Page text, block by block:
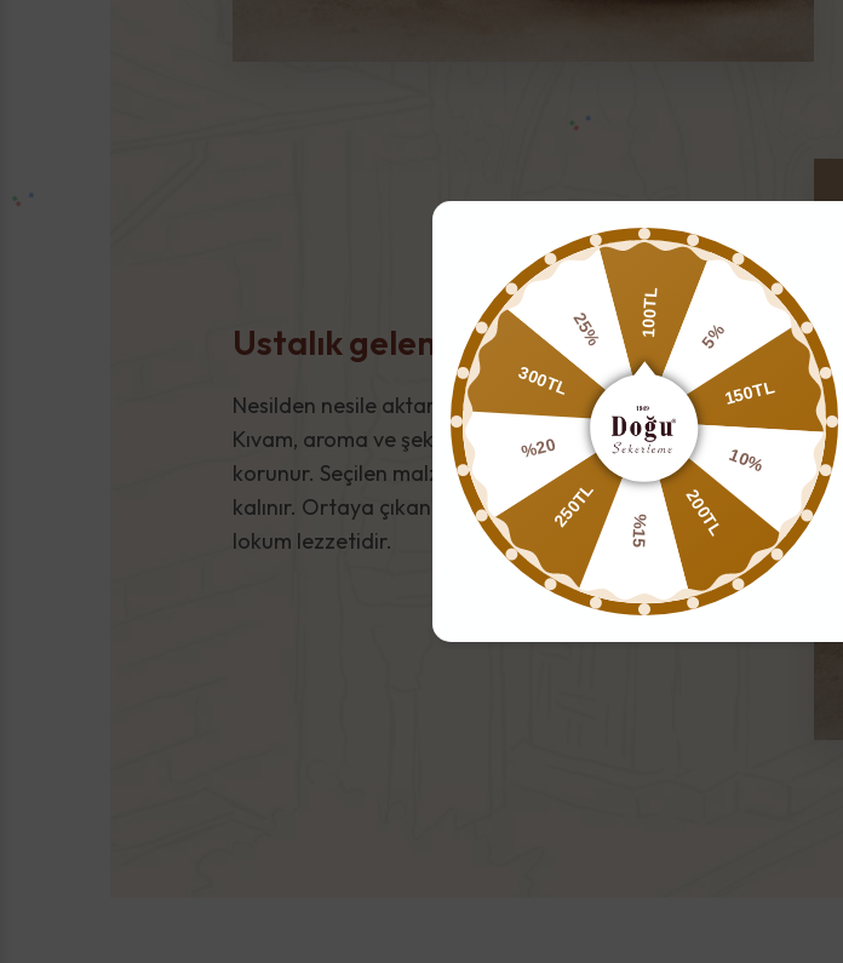
Ustalık geleneği
Nesilden nesile aktarılan üretim bilgisiyle lokum hazırlanır.
Kıvam, aroma ve şeker dengesi her aşamada titizlikle
korunur. Seçilen malzemeler özenle işlenir, sürece sadık
kalınır. Ortaya çıkan sonuç, zamana karşı değişmeyen bir
lokum lezzetidir.
100TL 5%
150TL
10%
200TL
%15
250TL
%20
300TL
25%